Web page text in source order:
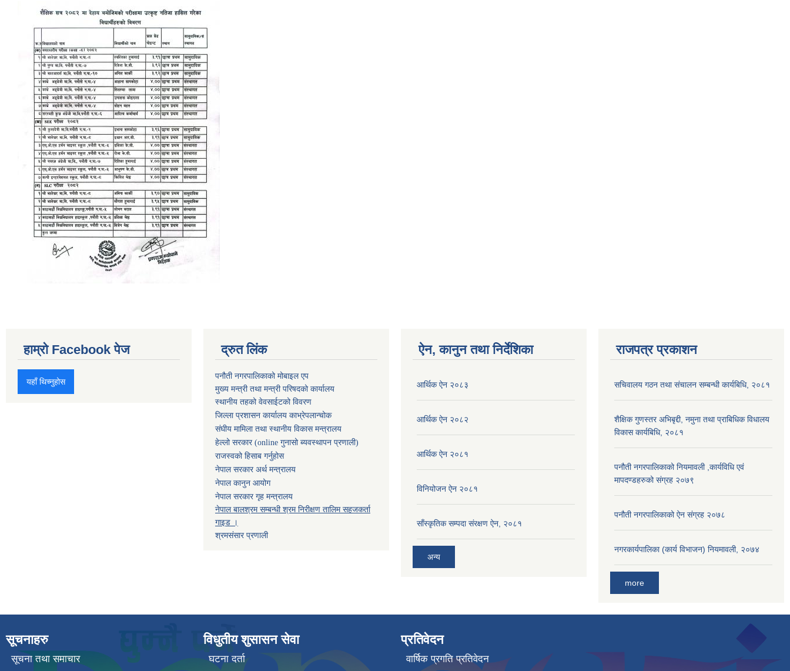
हाम्रो Facebook पेज
यहाँ थिच्नुहोस
द्रुत लिंक
पनौती नगरपालिकाको मोबाइल एप
मुख्य मन्त्री तथा मन्त्री परिषदको कार्यालय
स्थानीय तहको वेवसाईटको विवरण
जिल्ला प्रशासन कार्यालय काभ्रेपलान्चोक
संघीय मामिला तथा स्थानीय विकास मन्त्रालय
हेल्लो सरकार (online गुनासो ब्यवस्थापन प्रणाली)
राजस्वको हिसाब गर्नुहोस
नेपाल सरकार अर्थ मन्त्रालय
नेपाल कानुन आयोग
नेपाल सरकार गृह मन्त्रालय
नेपाल बालश्रम सम्बन्धी श्रम निरीक्षण तालिम सहजकर्ता
गाइड ।
श्रमसंसार प्रणाली
ऐन, कानुन तथा निर्देशिका
आर्थिक ऐन २०८३
आर्थिक ऐन २०८२
आर्थिक ऐन २०८१
विनियोजन ऐन २०८१
साँस्कृतिक सम्पदा संरक्षण ऐन, २०८१
अन्य
राजपत्र प्रकाशन
सचिवालय गठन तथा संचालन सम्बन्धी कार्यबिधि, २०८१
शैक्षिक गुणस्तर अभिबृद्दी, नमुना तथा प्राबिधिक विधालय
विकास कार्यबिधि, २०८१
पनौती नगरपालिकाको नियमावली ,कार्यविधि एवं
मापदण्डहरुको संग्रह २०७९
पनौती नगरपालिकाको ऐन संग्रह २०७८
नगरकार्यपालिका (कार्य विभाजन) नियमावली, २०७४
more
सूचनाहरु
सूचना तथा समाचार
विधुतीय शुसासन सेवा
घटना दर्ता
प्रतिवेदन
वार्षिक प्रगति प्रतिवेदन